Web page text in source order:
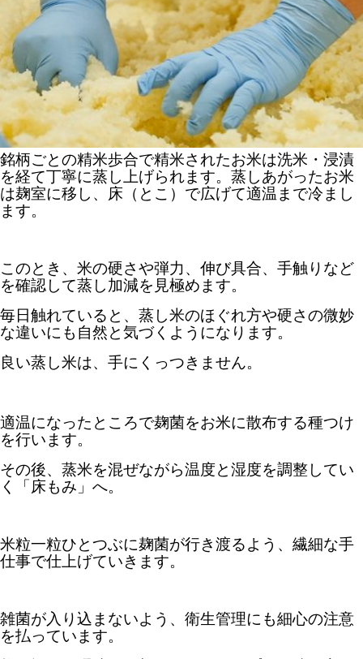
銘柄ごとの精米歩合で精米されたお米は洗米・浸漬
を経て丁寧に蒸し上げられます。蒸しあがったお米
は麹室に移し、床（とこ）で広げて適温まで冷まし
ます。
このとき、米の硬さや弾力、伸び具合、手触りなど
を確認して蒸し加減を見極めます。
毎日触れていると、蒸し米のほぐれ方や硬さの微妙
な違いにも自然と気づくようになります。
良い蒸し米は、手にくっつきません。
適温になったところで麹菌をお米に散布する種つけ
を行います。
その後、蒸米を混ぜながら温度と湿度を調整してい
く「床もみ」へ。
米粒一粒ひとつぶに麹菌が行き渡るよう、繊細な手
仕事で仕上げていきます。
雑菌が入り込まないよう、衛生管理にも細心の注意
を払っています。